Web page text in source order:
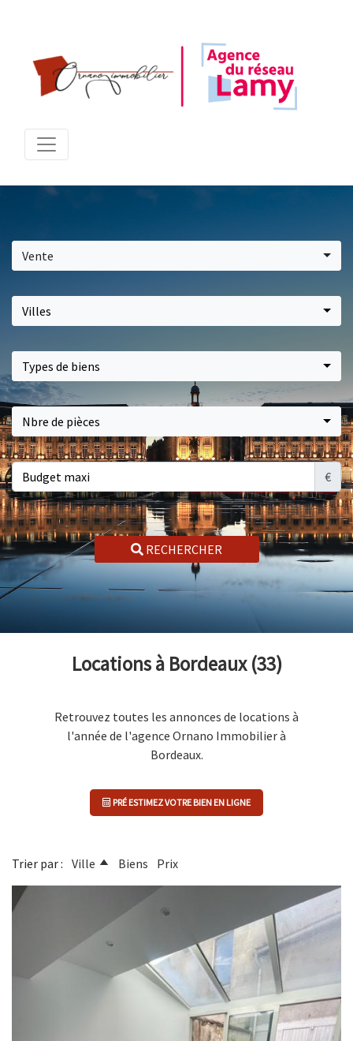
Vente
Villes
Types de biens
Nbre de pièces
€
RECHERCHER
Locations à Bordeaux (33)
Retrouvez toutes les annonces de locations à
l'année de l'agence Ornano Immobilier à
Bordeaux.
PRÉ ESTIMEZ VOTRE BIEN EN LIGNE
Trier par : Ville Biens Prix